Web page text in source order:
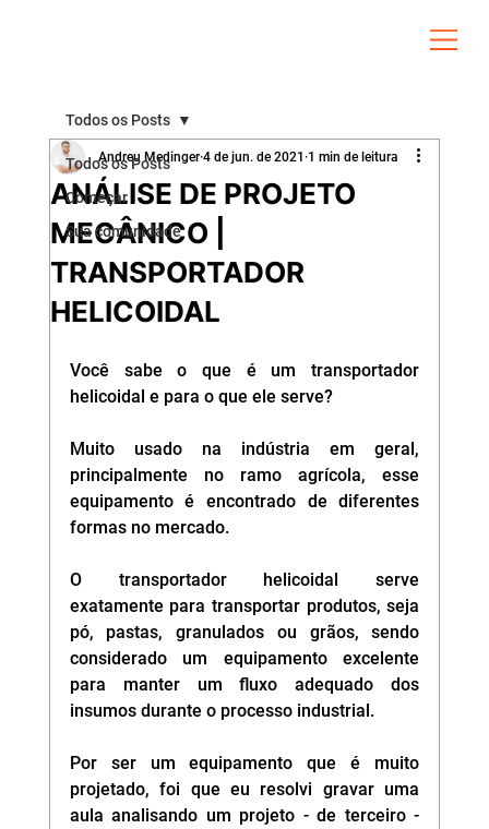
Todos os Posts
Começar
Sua comunidade
Todos os Posts
ANÁLISE DE PROJETO
MECÂNICO |
TRANSPORTADOR
HELICOIDAL
Andreu Medinger 4 de jun. de 2021 1 min de leitura
Você sabe o que é um transportador
helicoidal e para o que ele serve?
Muito usado na indústria em geral,
principalmente no ramo agrícola, esse
equipamento é encontrado de diferentes
formas no mercado.
O transportador helicoidal serve
exatamente para transportar produtos, seja
pó, pastas, granulados ou grãos, sendo
considerado um equipamento excelente
para manter um fluxo adequado dos
insumos durante o processo industrial.
Por ser um equipamento que é muito
projetado, foi que eu resolvi gravar uma
aula analisando um projeto - de terceiro -